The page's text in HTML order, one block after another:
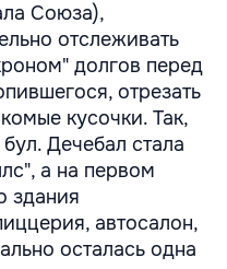
Союза),
отслеживать
долгов перед
отрезать
кусочки. Так,
Дечебал стала
а на первом
здания
автосалон,
осталась одна